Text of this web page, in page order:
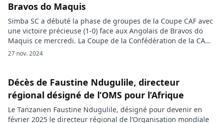
Bravos do Maquis
Simba SC a débuté la phase de groupes de la Coupe CAF avec
une victoire précieuse (1-0) face aux Angolais de Bravos do
Maquis ce mercredi. La Coupe de la Confédération de la CAF
était à l’honneur ce mercredi avec une belle affiche entre
27 nov. 2024
Décès de Faustine Ndugulile, directeur
régional désigné de l’OMS pour l’Afrique
Le Tanzanien Faustine Ndugulile, désigné pour devenir en
février 2025 le directeur régional de l’Organisation mondiale